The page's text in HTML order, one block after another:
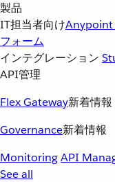
製品
IT担当者向け
フォーム
インテグレーション
API管理
Flex Gateway新着情報
Governance新着情報
MonitoringAPI
See all